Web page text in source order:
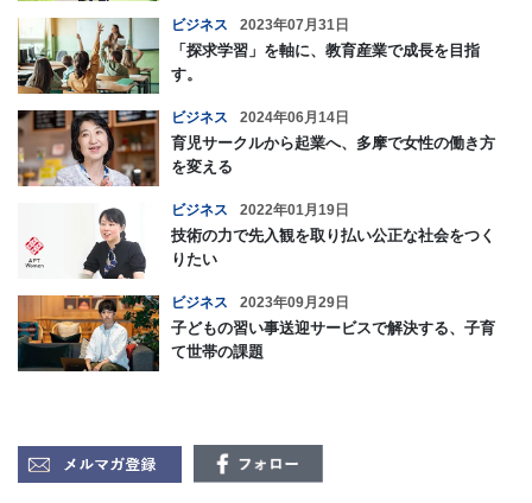
ビジネス 2023年07月31日
「探求学習」を軸に、教育産業で成長を目指
す。
ビジネス 2024年06月14日
育児サークルから起業へ、多摩で女性の働き方
を変える
ビジネス 2022年01月19日
技術の力で先入観を取り払い公正な社会をつく
りたい
ビジネス 2023年09月29日
子どもの習い事送迎サービスで解決する、子育
て世帯の課題